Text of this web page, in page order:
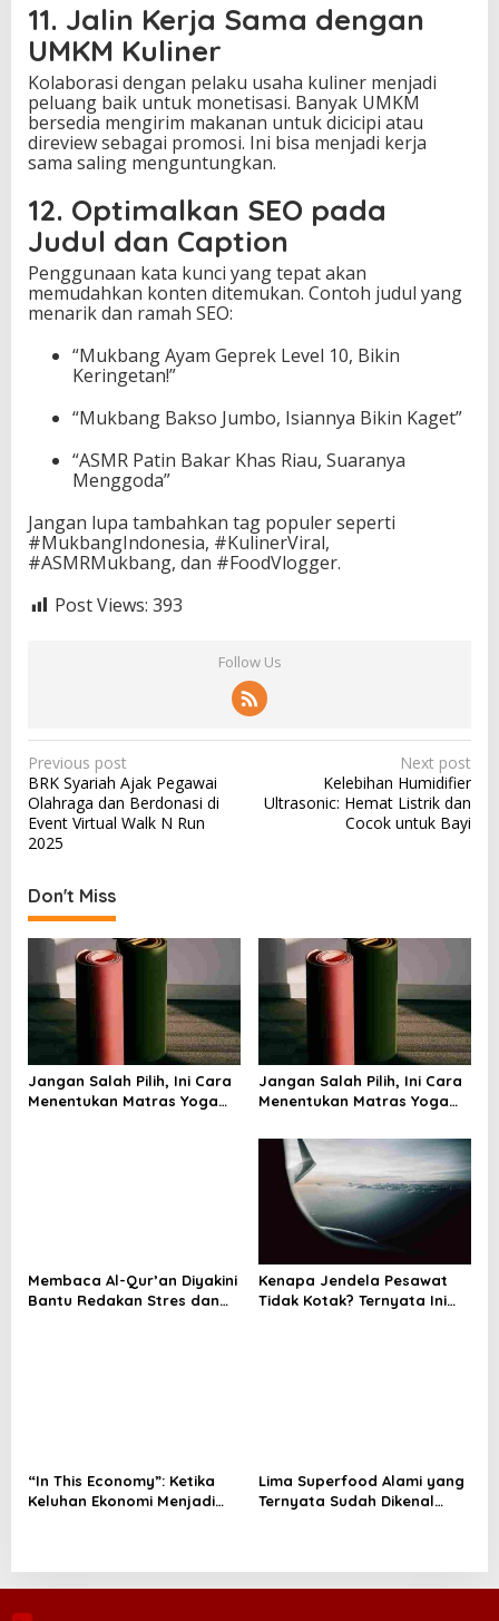
11. Jalin Kerja Sama dengan
UMKM Kuliner
Kolaborasi dengan pelaku usaha kuliner menjadi
peluang baik untuk monetisasi. Banyak UMKM
bersedia mengirim makanan untuk dicicipi atau
direview sebagai promosi. Ini bisa menjadi kerja
sama saling menguntungkan.
12. Optimalkan SEO pada
Judul dan Caption
Penggunaan kata kunci yang tepat akan
memudahkan konten ditemukan. Contoh judul yang
menarik dan ramah SEO:
“Mukbang Ayam Geprek Level 10, Bikin
Keringetan!”
“Mukbang Bakso Jumbo, Isiannya Bikin Kaget”
“ASMR Patin Bakar Khas Riau, Suaranya
Menggoda”
Jangan lupa tambahkan tag populer seperti
#MukbangIndonesia, #KulinerViral,
#ASMRMukbang, dan #FoodVlogger.
Post Views: 393
Follow Us
P
o
s
t
n
a
v
i
g
t
i
Previous post
BRK Syariah Ajak Pegawai
Olahraga dan Berdonasi di
Event Virtual Walk N Run
2025
Next post
Kelebihan Humidifier
Ultrasonic: Hemat Listrik dan
Cocok untuk Bayi
Don't Miss
Jangan Salah Pilih, Ini Cara
Menentukan Matras Yoga
Jangan Salah Pilih, Ini Cara
Menentukan Matras Yoga
Membaca Al-Qur’an Diyakini
Bantu Redakan Stres dan
Kenapa Jendela Pesawat
Tidak Kotak? Ternyata Ini
“In This Economy”: Ketika
Keluhan Ekonomi Menjadi
Lima Superfood Alami yang
Ternyata Sudah Dikenal